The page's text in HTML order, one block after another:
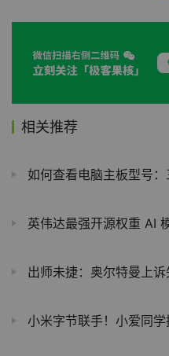
相关推荐
如何查看电脑主板型号
英伟达最强开源权重 AI 模型：
出师未捷：奥尔特曼上诉失败，
小米字节联手！小爱同学接